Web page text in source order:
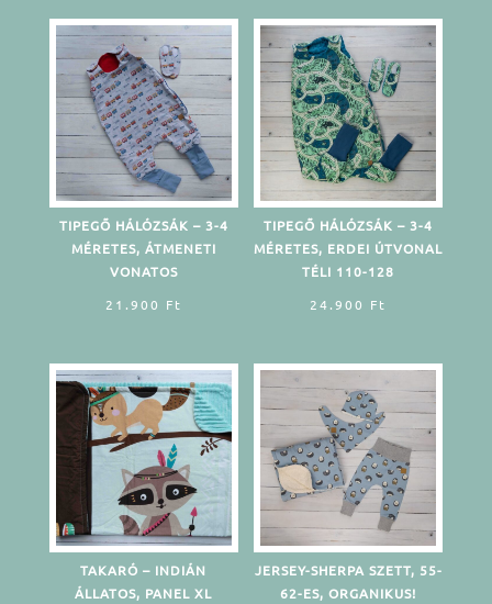
TIPEGŐ HÁLÓZSÁK – 3-4
MÉRETES, ÁTMENETI
VONATOS
21.900 Ft
TIPEGŐ HÁLÓZSÁK – 3-4
MÉRETES, ERDEI ÚTVONAL
TÉLI 110-128
24.900 Ft
TAKARÓ – INDIÁN
ÁLLATOS, PANEL XL
JERSEY-SHERPA SZETT, 55-
62-ES, ORGANIKUS!